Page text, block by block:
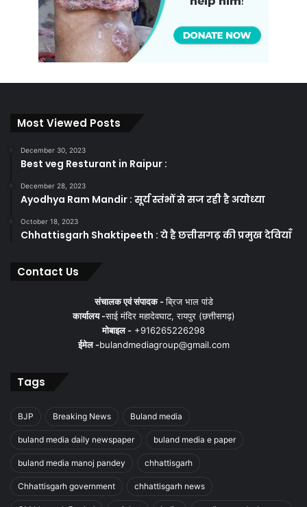
Most Viewed Posts
December 30, 2023
Best veg Resturant in Raipur :
December 28, 2023
Ayodhya Ram Mandir : सूर्य स्तंभों से सज रही है अयोध्या
October 18, 2023
Chhattisgarh Shaktipeeth : ये है छत्तीसगढ़ की प्रमुख देवियाँ
Contact Us
संचालक एवं संपादक -ब्रिज भाल पांडे
कार्यालय -साई मंदिर महादेवघाट, रायपुर (छत्तीसगढ़)
मोबाइल - +916265226298
ईमेल -bulandmediagroup@gmail.com
Tags
BJP Breaking News Buland media
buland media daily newspaper buland media e paper
buland media manoj pandey chhattisgarh
Chhattisgarh government chhattisgarh news